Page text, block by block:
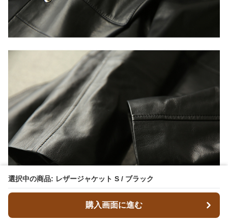
選択中の商品: レザージャケット S / ブラック
購入画面に進む